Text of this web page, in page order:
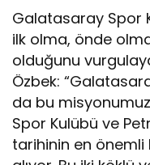
Galatasaray Spor
ilk olma, önde
olduğunu
Özbek:
da bu
Spor Kulübü ve
tarihinin en önemli